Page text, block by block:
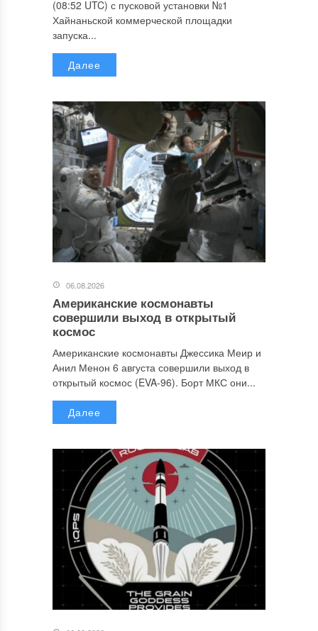
(08:52 UTC) с пусковой установки №1
Хайнаньской коммерческой площадки
запуска...
Далее
06.08.2026
Американские космонавты
совершили выход в открытый
космос
Американские космонавты Джессика Меир и
Анил Менон 6 августа совершили выход в
открытый космос (EVA-96). Борт МКС они...
Далее